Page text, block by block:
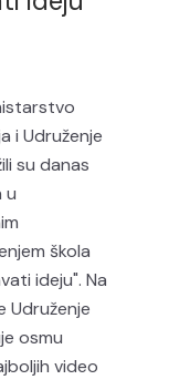
i Udruženje
su danas
u
škola
ideju". Na
Udruženje
osmu
video